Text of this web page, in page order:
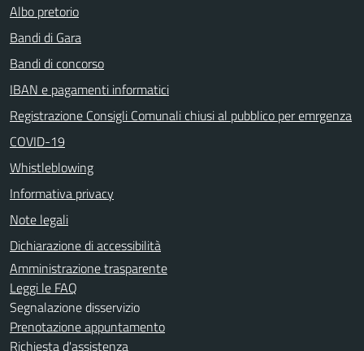
Albo pretorio
Bandi di Gara
Bandi di concorso
IBAN e pagamenti informatici
Registrazione Consigli Comunali chiusi al pubblico per emrgenza
COVID-19
Whistleblowing
Informativa privacy
Note legali
Dichiarazione di accessibilità
Amministrazione trasparente
Leggi le FAQ
Segnalazione disservizio
Prenotazione appuntamento
Richiesta d'assistenza